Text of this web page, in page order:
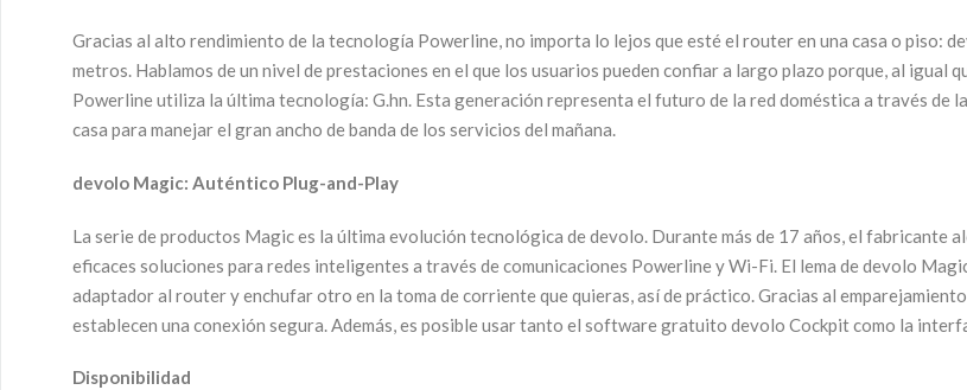
Gracias al alto rendimiento de la tecnología Powerline, no importa lo lejos que esté el router en una casa o piso:
metros. Hablamos de un nivel de prestaciones en el que los usuarios pueden confiar a largo plazo porque, al
Powerline utiliza la última tecnología: G.hn. Esta generación representa el futuro de la red doméstica a través de
casa para manejar el gran ancho de banda de los servicios del mañana.
devolo Magic: Auténtico Plug-and-Play
La serie de productos Magic es la última evolución tecnológica de devolo. Durante más de 17 años, el
eficaces soluciones para redes inteligentes a través de comunicaciones Powerline y Wi-Fi. El lema de devolo
adaptador al router y enchufar otro en la toma de corriente que quieras, así de práctico. Gracias al
establecen una conexión segura. Además, es posible usar tanto el software gratuito devolo Cockpit como la
Disponibilidad